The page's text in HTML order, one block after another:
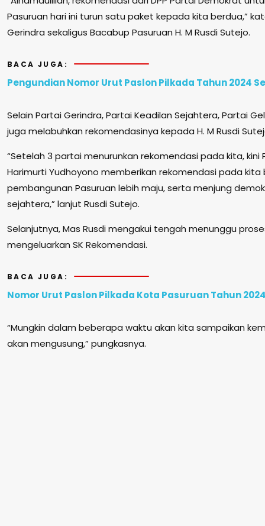
Pasuruan hari ini turun satu paket kepada kita berdua,”
Gerindra sekaligus Bacabup Pasuruan H. M Rusdi Sutejo.
BACA JUGA:
Pengundian Nomor Urut Paslon Pilkada Tahun 2024
Selain Partai Gerindra, Partai Keadilan Sejahtera, Partai
juga melabuhkan rekomendasinya kepada H. M Rusdi
“Setelah 3 partai menurunkan rekomendasi pada kita,
Harimurti Yudhoyono memberikan rekomendasi pada kita
pembangunan Pasuruan lebih maju, serta menjung
sejahtera,” lanjut Rusdi Sutejo.
Selanjutnya, Mas Rusdi mengakui tengah menunggu
mengeluarkan SK Rekomendasi.
BACA JUGA:
Nomor Urut Paslon Pilkada Kota Pasuruan Tahun
“Mungkin dalam beberapa waktu akan kita sampaikan
akan mengusung,” pungkasnya.